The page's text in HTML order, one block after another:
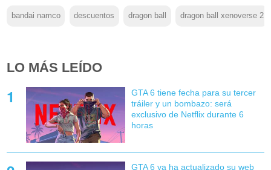
bandai namco descuentos dragon ball dragon ball xenoverse 2
LO MÁS LEÍDO
GTA 6 tiene fecha para su tercer
tráiler y un bombazo: será
exclusivo de Netflix durante 6
horas
GTA 6 ya ha actualizado su web